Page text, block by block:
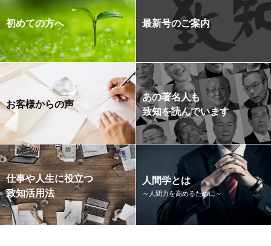
初めての方へ 最新号のご案内
お客様からの声
あの著名人も
致知を読んでいます
仕事や人生に役立つ
致知活用法
人間学とは
～人間力を高めるために～